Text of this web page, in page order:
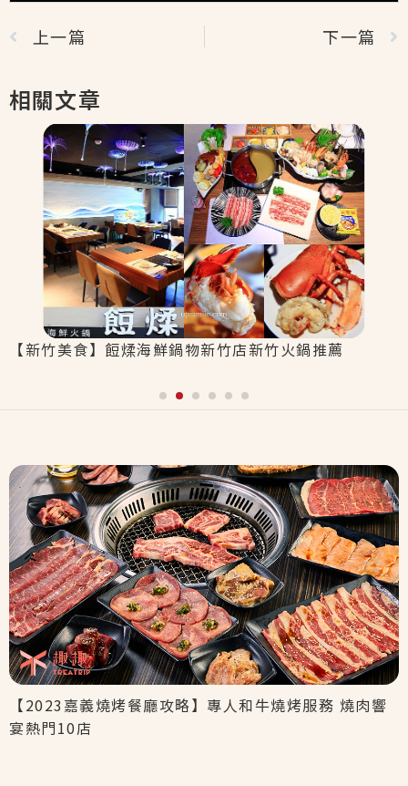
上一篇 下一篇
相關文章
【新竹美食】餖煣海鮮鍋物新竹店新竹火鍋推薦
【2023嘉義燒烤餐廳攻略】專人和牛燒烤服務 燒肉響
宴熱門10店